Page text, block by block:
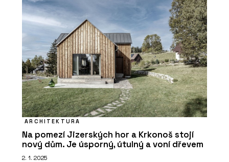
ČLÁNKY
Pergamenka: Nový život
holešovického brownfieldu
O FIRMĚ
ARCHITEKTURA
Na pomezí Jizerských hor a Krkonoš stojí
nový dům. Je úsporný, útulný a voní dřevem
2. 1. 2025